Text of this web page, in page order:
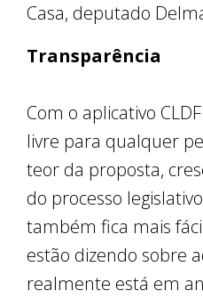
Casa, deputado
Transparência
Com o aplicativo
livre para qualquer
teor da proposta,
do processo
também fica mais
estão dizendo sobre
realmente está em